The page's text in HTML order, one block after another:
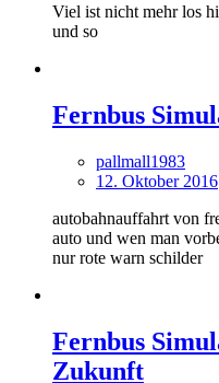
Viel ist nicht mehr los
und so
Fernbus
pallmall1983
12. Oktober 2016
autobahnauffahrt von
auto und wen man
nur rote warn schilder
Fernbus
Zukunft